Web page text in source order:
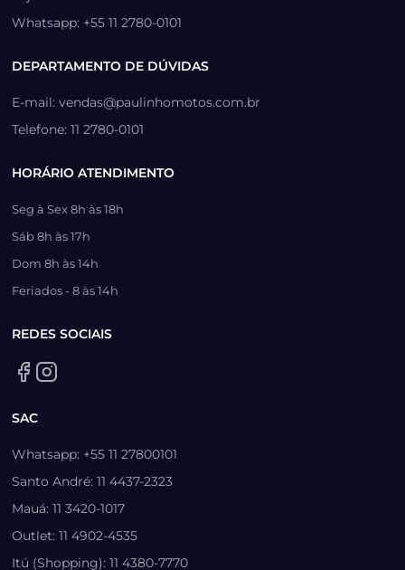
Whatsapp: +55 11 2780-0101
DEPARTAMENTO DE DÚVIDAS
E-mail: vendas@paulinhomotos.com.br
Telefone: 11 2780-0101
HORÁRIO ATENDIMENTO
Seg à Sex 8h às 18h
Sáb 8h às 17h
Dom 8h às 14h
Feriados - 8 às 14h
REDES SOCIAIS
SAC
Whatsapp: +55 11 27800101
Santo André: 11 4437-2323
Mauá: 11 3420-1017
Outlet: 11 4902-4535
Itú (Shopping): 11 4380-7770